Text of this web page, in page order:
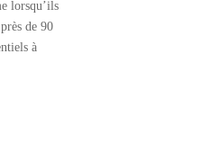
lorsqu’ils
de 90
à